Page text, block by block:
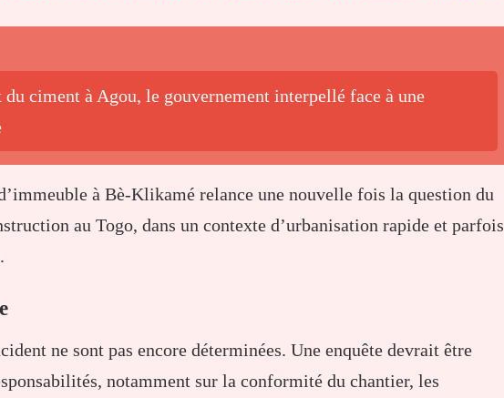
ciment à Agou, le gouvernement interpellé face à une
à Bè-Klikamé relance une nouvelle fois la question du
au Togo, dans un contexte d’urbanisation rapide et parfois
ne sont pas encore déterminées. Une enquête devrait être
notamment sur la conformité du chantier, les